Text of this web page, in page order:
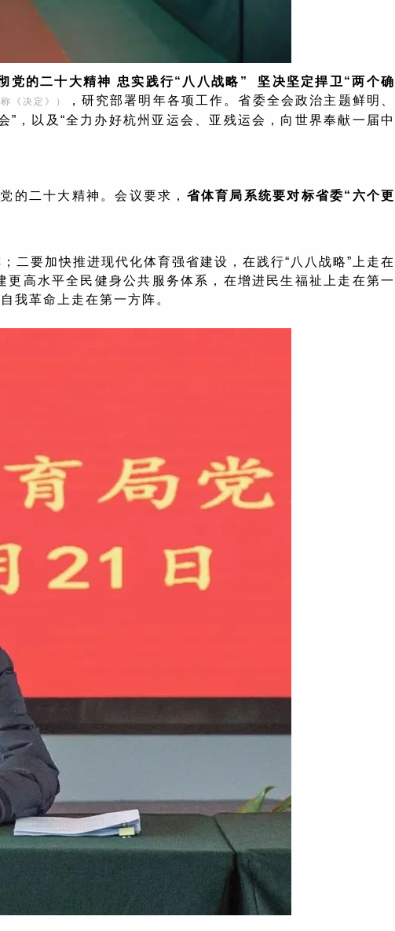
党的二十大精神 忠实践行“八八战略” 坚决坚定捍卫“两个确
《决定》）
，研究部署明年各项工作。省委全会政治主题鲜明、
，以及“全力办好杭州亚运会、亚残运会，向世界奉献一届中
的二十大精神。会议要求， 省体育局系统要对标省委“六个更
二要加快推进现代化体育强省建设，在践行“八八战略”上走在
高水平全民健身公共服务体系，在增进民生福祉上走在第一
我革命上走在第一方阵。